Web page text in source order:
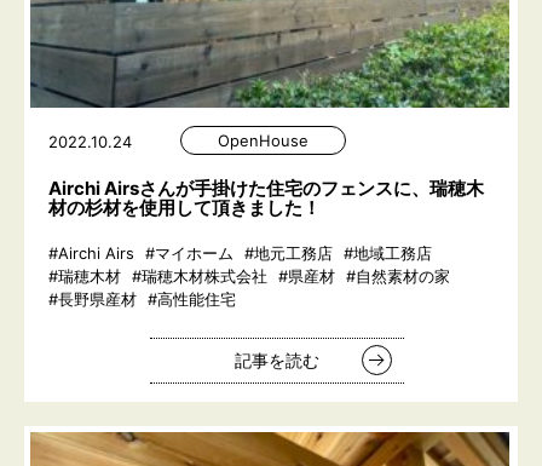
2022.10.24 OpenHouse
Airchi Airsさんが手掛けた住宅のフェンスに、瑞穂木
材の杉材を使用して頂きました！
#Airchi Airs #マイホーム #地元工務店 #地域工務店
#瑞穂木材 #瑞穂木材株式会社 #県産材 #自然素材の家
#長野県産材 #高性能住宅
記事を読む